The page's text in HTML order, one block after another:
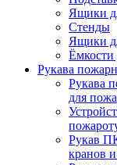
Ящики
Стенды
Ящики
Ёмкости
Рукава
Рукава
для
Рукав
кранов